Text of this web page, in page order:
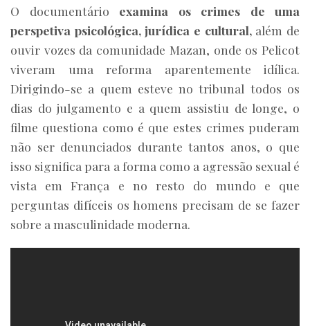
O documentário examina os crimes de uma
perspetiva psicológica, jurídica e cultural,além de
ouvir vozes da comunidade Mazan, onde os Pelicot
viveram uma reforma aparentemente idílica.
Dirigindo-se a quem esteve no tribunal todos os
dias do julgamento e a quem assistiu de longe, o
filme questiona como é que estes crimes puderam
não ser denunciados durante tantos anos, o que
isso significa para a forma como a agressão sexual é
vista em França e no resto do mundo e que
perguntas difíceis os homens precisam de se fazer
sobre a masculinidade moderna.